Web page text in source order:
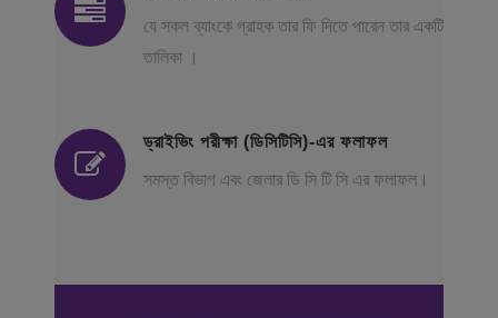
যে সকল ব্যাংকে গ্রাহক তার ফি দিতে পারেন তার একটি
তালিকা ।
ড্রাইভিং পরীক্ষা (ডিসিটিসি)-এর ফলাফল
সমস্ত বিভাগ এবং জেলার ডি সি টি সি এর ফলাফল।